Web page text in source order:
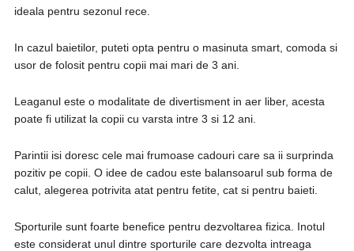
ideala pentru sezonul rece.
In cazul baietilor, puteti opta pentru o masinuta smart, comoda si
usor de folosit pentru copii mai mari de 3 ani.
Leaganul este o modalitate de divertisment in aer liber, acesta
poate fi utilizat la copii cu varsta intre 3 si 12 ani.
Parintii isi doresc cele mai frumoase cadouri care sa ii surprinda
pozitiv pe copii. O idee de cadou este balansoarul sub forma de
calut, alegerea potrivita atat pentru fetite, cat si pentru baieti.
Sporturile sunt foarte benefice pentru dezvoltarea fizica. Inotul
este considerat unul dintre sporturile care dezvolta intreaga